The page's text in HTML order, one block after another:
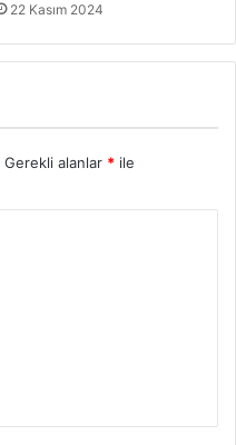
22 Kasım 2024
Gerekli alanlar * ile